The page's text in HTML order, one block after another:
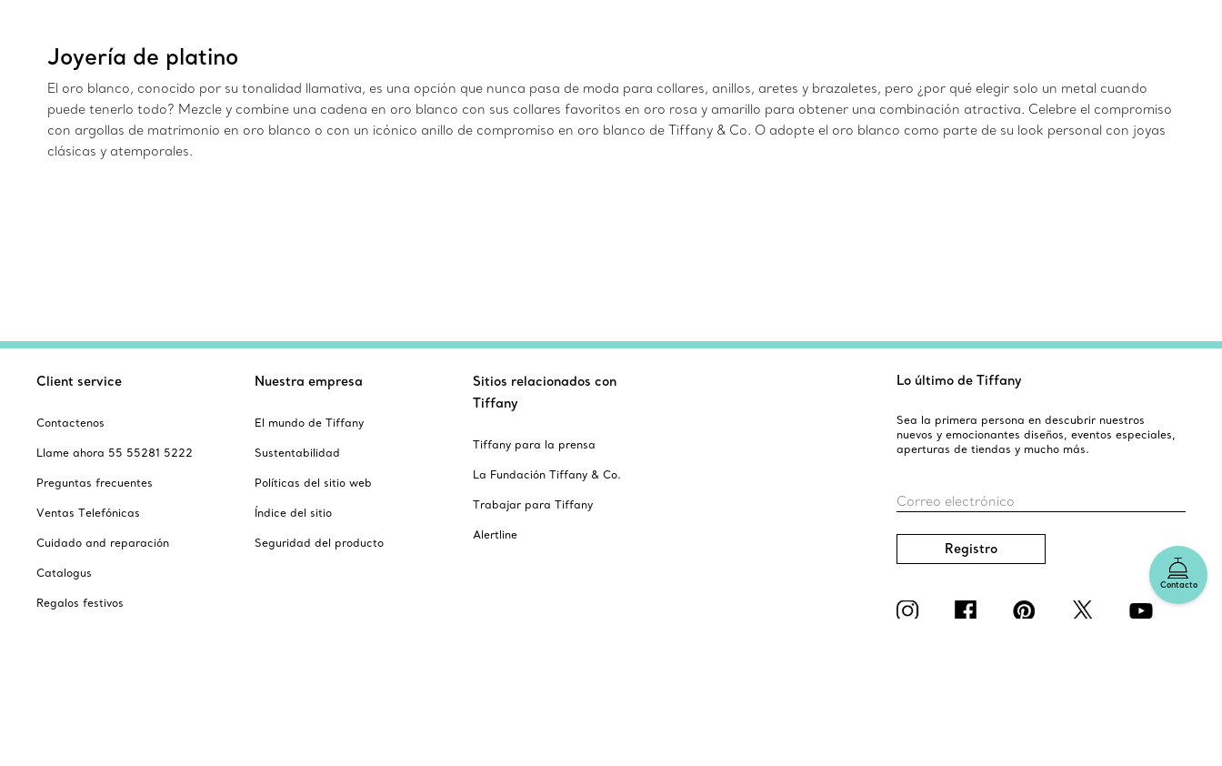
Joyería de platino
El oro blanco, conocido por su tonalidad llamativa, es una opción que nunca pasa de moda para collares, anillos, aretes y brazaletes, pero ¿por qué elegir solo un metal cuando
puede tenerlo todo? Mezcle y combine una cadena en oro blanco con sus collares favoritos en oro rosa y amarillo para obtener una combinación atractiva. Celebre el compromiso
con argollas de matrimonio en oro blanco o con un icónico anillo de compromiso en oro blanco de Tiffany & Co. O adopte el oro blanco como parte de su look personal con joyas
clásicas y atemporales.
Contacto
Client service
Contactenos
Llame ahora 55 55281 5222
Preguntas frecuentes
Ventas Telefónicas
Cuidado and reparación
Catalogus
Regalos festivos
Nuestra empresa
El mundo de Tiffany
Sustentabilidad
Políticas del sitio web
Índice del sitio
Seguridad del producto
Sitios relacionados con
Tiffany
Tiffany para la prensa
La Fundación Tiffany & Co.
Trabajar para Tiffany
Alertline
Lo último de Tiffany
Sea la primera persona en descubrir nuestros
nuevos y emocionantes diseños, eventos especiales,
aperturas de tiendas y mucho más.
Correo electrónico
Registro